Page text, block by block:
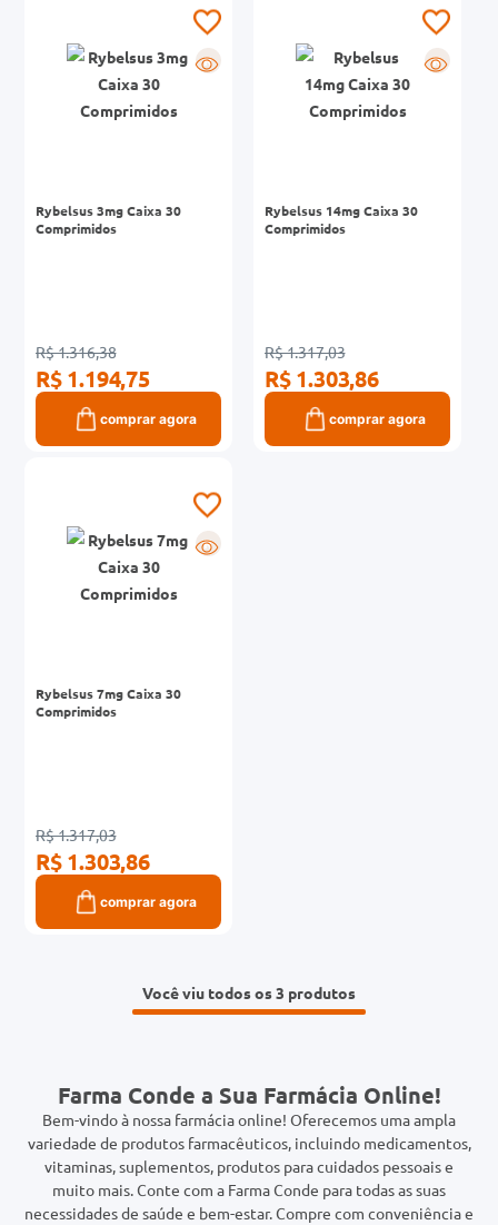
R
Rybelsus 3mg Caixa 30
Comprimidos
R$ 1.316,38
R$ 1.194,75
comprar agora
R
Rybelsus 14mg Caixa 30
Comprimidos
R$ 1.317,03
R$ 1.303,86
comprar agora
R
Rybelsus 7mg Caixa 30
Comprimidos
R$ 1.317,03
R$ 1.303,86
comprar agora
Você viu todos os 3
Farma Conde a Sua Farmácia Online!
Bem-vindo à nossa farmácia online! Oferecemos uma ampla
variedade de produtos farmacêuticos, incluindo medicamentos,
vitaminas, suplementos, produtos para cuidados pessoais e
muito mais. Conte com a Farma Conde para todas as suas
necessidades de saúde e bem-estar. Compre com conveniência e